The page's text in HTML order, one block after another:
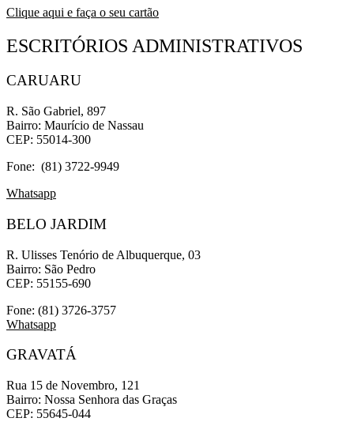
Clique aqui e faça o seu cartão
ESCRITÓRIOS ADMINISTRATIVOS
CARUARU
R. São Gabriel, 897
Bairro: Maurício de Nassau
CEP: 55014-300
Fone: (81) 3722-9949
Whatsapp
BELO JARDIM
R. Ulisses Tenório de Albuquerque, 03
Bairro: São Pedro
CEP: 55155-690
Fone: (81) 3726-3757
Whatsapp
GRAVATÁ
Rua 15 de Novembro, 121
Bairro: Nossa Senhora das Graças
CEP: 55645-044